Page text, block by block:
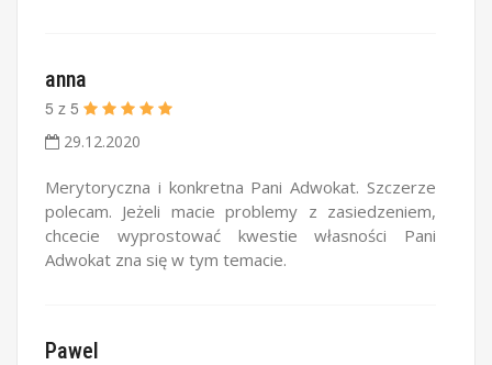
anna
5 z 5
29.12.2020
Merytoryczna i konkretna Pani Adwokat. Szczerze
polecam. Jeżeli macie problemy z zasiedzeniem,
chcecie wyprostować kwestie własności Pani
Adwokat zna się w tym temacie.
Pawel